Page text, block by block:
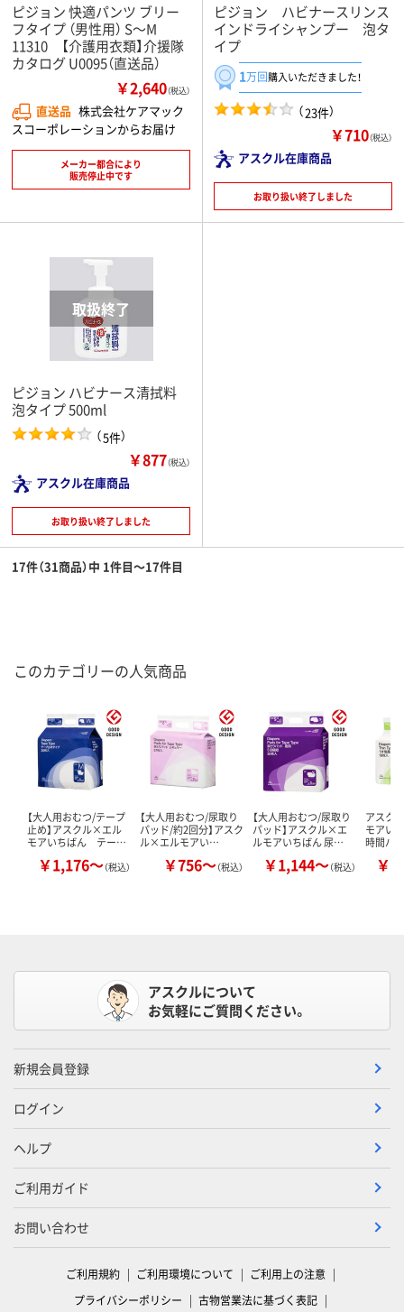
ピジョン 快適パンツ ブリー
フタイプ （男性用） S～M
11310 【介護用衣類】介援隊
カタログ U0095（直送品）
￥2,640（税込）
直送品 株式会社ケアマック
スコーポレーションからお届け
メーカー都合により
販売停止中です
ピジョン ハビナースリンス
インドライシャンプー 泡タ
イプ
1万回購入いただきました！
（23件）
￥710（税込）
アスクル在庫商品
お取り扱い終了しました
ピジョン ハビナース清拭料
泡タイプ 500ml
（5件）
￥877（税込）
アスクル在庫商品
お取り扱い終了しました
17件（31商品）中 1件目～17件目
このカテゴリーの人気商品
【大人用おむつ/テープ
止め】アスクル×エル
モアいちばん テー…
￥1,176～（税込）
【大人用おむつ/尿取り
パッド/約2回分】アスク
ル×エルモアい…
￥756～（税込）
【大人用おむつ/尿取り
パッド】アスクル×エ
ルモアいちばん 尿…
￥1,144～（税込）
アスク
モアい
時間パ
￥
アスクルについて
お気軽にご質問ください。
新規会員登録
ログイン
ヘルプ
ご利用ガイド
お問い合わせ
ご利用規約 ご利用環境について
ご利用上の注意
プライバシーポリシー
古物営業法に基づく表記